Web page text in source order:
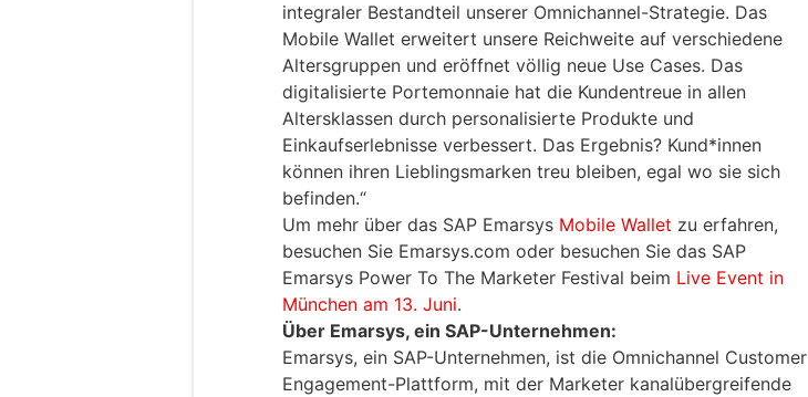
integraler Bestandteil unserer Omnichannel-Strategie. Das
Mobile Wallet erweitert unsere Reichweite auf verschiedene
Altersgruppen und eröffnet völlig neue Use Cases. Das
digitalisierte Portemonnaie hat die Kundentreue in allen
Altersklassen durch personalisierte Produkte und
Einkaufserlebnisse verbessert. Das Ergebnis? Kund*innen
können ihren Lieblingsmarken treu bleiben, egal wo sie sich
befinden.“
Um mehr über das SAP Emarsys Mobile Wallet zu erfahren,
besuchen Sie Emarsys.com oder besuchen Sie das SAP
Emarsys Power To The Marketer Festival beim Live Event in
München am 13. Juni.
Über Emarsys, ein SAP-Unternehmen:
Emarsys, ein SAP-Unternehmen, ist die Omnichannel Customer
Engagement-Plattform, mit der Marketer kanalübergreifende